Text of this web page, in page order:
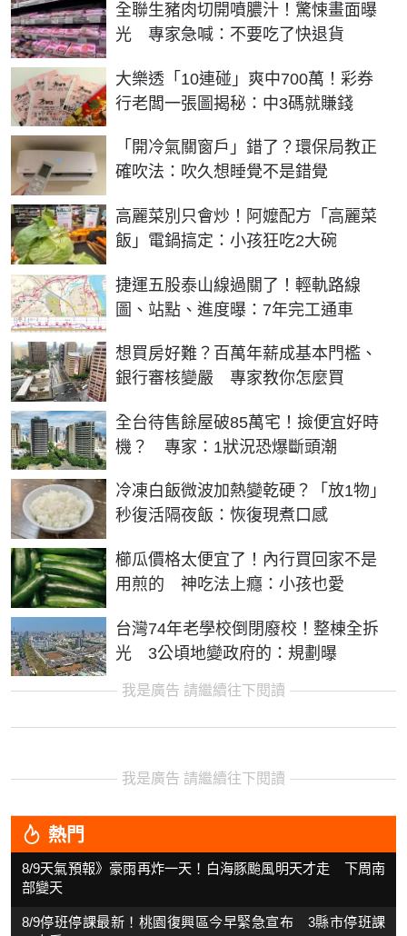
全聯生豬肉切開噴膿汁！驚悚畫面曝
光 專家急喊：不要吃了快退貨
大樂透「10連碰」爽中700萬！彩券
行老闆一張圖揭秘：中3碼就賺錢
「開冷氣關窗戶」錯了？環保局教正
確吹法：吹久想睡覺不是錯覺
高麗菜別只會炒！阿嬤配方「高麗菜
飯」電鍋搞定：小孩狂吃2大碗
捷運五股泰山線過關了！輕軌路線
圖、站點、進度曝：7年完工通車
想買房好難？百萬年薪成基本門檻、
銀行審核變嚴 專家教你怎麼買
全台待售餘屋破85萬宅！撿便宜好時
機？ 專家：1狀況恐爆斷頭潮
冷凍白飯微波加熱變乾硬？「放1物」
秒復活隔夜飯：恢復現煮口感
櫛瓜價格太便宜了！內行買回家不是
用煎的 神吃法上癮：小孩也愛
台灣74年老學校倒閉廢校！整棟全拆
光 3公頃地變政府的：規劃曝
我是廣告 請繼續往下閱讀
我是廣告 請繼續往下閱讀
熱門
8/9天氣預報》豪雨再炸一天！白海豚颱風明天才走 下周南
部變天
8/9停班停課最新！桃園復興區今早緊急宣布 3縣市停班課